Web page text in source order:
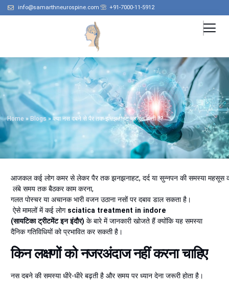
info@samarthneurospine.com +91-7000-11-5912
Home »Blogs»क्या नस दबने से पैर तक झनझनाहट महसूस होती है?
आजकल कई लोग कमर से लेकर पैर तक झनझनाहट, दर्द या सुन्नपन की समस्या महसूस
लंबे समय तक बैठकर काम करना,
गलत पोस्चर या अचानक भारी वजन उठाना नसों पर दबाव डाल सकता है।
ऐसे मामलों में कई लोग sciatica treatment in indore
(सायटिका ट्रीटमेंट इन इंदौर) के बारे में जानकारी खोजते हैं क्योंकि यह समस्या
दैनिक गतिविधियों को प्रभावित कर सकती है।
किन लक्षणों को नजरअंदाज नहीं करना चाहिए
नस दबने की समस्या धीरे-धीरे बढ़ती है और समय पर ध्यान देना जरूरी होता है।